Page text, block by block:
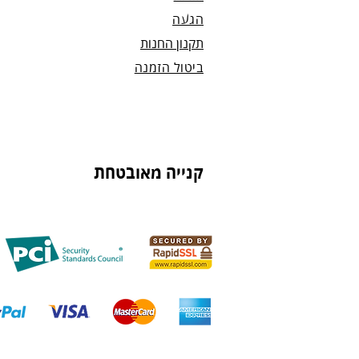
הגעה
תקנון החנות
ביטול הזמנה
קנייה מאובטחת